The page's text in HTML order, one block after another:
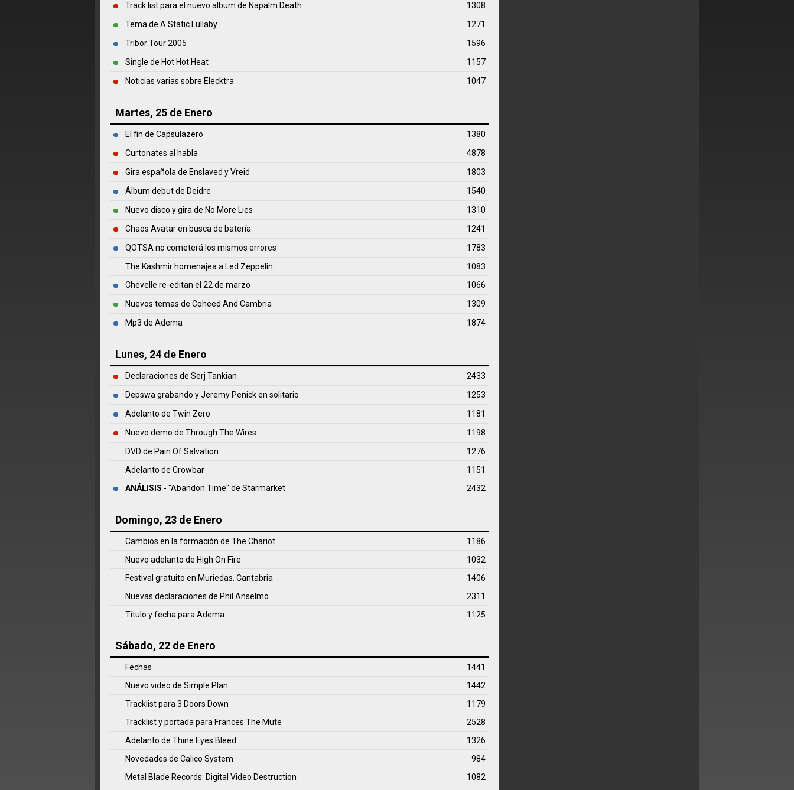
Track list para el nuevo album de Napalm Death
1308
Tema de A Static Lullaby
1271
Tribor Tour 2005
1596
Single de Hot Hot Heat
1157
Noticias varias sobre Elecktra
1047
Martes, 25 de Enero
El fin de Capsulazero
1380
Curtonates al habla
4878
Gira española de Enslaved y Vreid
1803
Álbum debut de Deidre
1540
Nuevo disco y gira de No More Lies
1310
Chaos Avatar en busca de batería
1241
QOTSA no cometerá los mismos errores
1783
The Kashmir homenajea a Led Zeppelin
1083
Chevelle re-editan el 22 de marzo
1066
Nuevos temas de Coheed And Cambria
1309
Mp3 de Adema
1874
Lunes, 24 de Enero
Declaraciones de Serj Tankian
2433
Depswa grabando y Jeremy Penick en solitario
1253
Adelanto de Twin Zero
1181
Nuevo demo de Through The Wires
1198
DVD de Pain Of Salvation
1276
Adelanto de Crowbar
1151
ANÁLISIS - "Abandon Time" de Starmarket 2432
Domingo, 23 de Enero
Cambios en la formación de The Chariot
1186
Nuevo adelanto de High On Fire
1032
Festival gratuito en Muriedas. Cantabria
1406
Nuevas declaraciones de Phil Anselmo
2311
Título y fecha para Adema
1125
Sábado, 22 de Enero
Fechas
1441
Nuevo video de Simple Plan
1442
Tracklist para 3 Doors Down
1179
Tracklist y portada para Frances The Mute
2528
Adelanto de Thine Eyes Bleed
1326
Novedades de Calico System
984
Metal Blade Records: Digital Video Destruction
1082